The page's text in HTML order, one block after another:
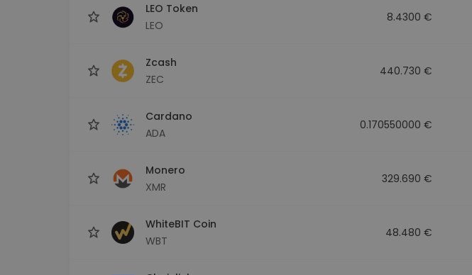
LEO Token
LEO
8.4300 €
Zcash
ZEC
440.730 €
Cardano
ADA
0.170550000 €
Monero
XMR
329.690 €
WhiteBIT Coin
WBT
48.480 €